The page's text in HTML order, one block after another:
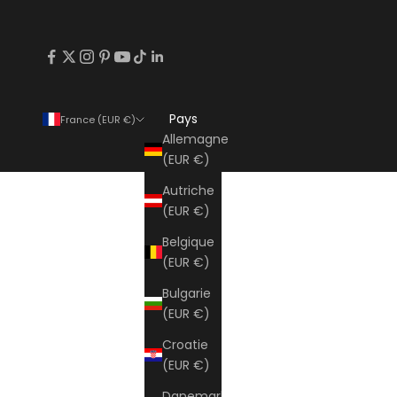
France (EUR €)
Pays
Allemagne
(EUR €)
Autriche
(EUR €)
Belgique
(EUR €)
Bulgarie
(EUR €)
Croatie
(EUR €)